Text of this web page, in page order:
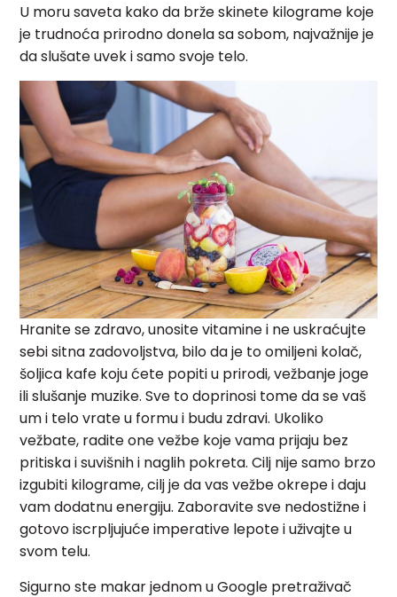
U moru saveta kako da brže skinete kilograme koje
je trudnoća prirodno donela sa sobom, najvažnije je
da slušate uvek i samo svoje telo.
Hranite se zdravo, unosite vitamine i ne uskraćujte
sebi sitna zadovoljstva, bilo da je to omiljeni kolač,
šoljica kafe koju ćete popiti u prirodi, vežbanje joge
ili slušanje muzike. Sve to doprinosi tome da se vaš
um i telo vrate u formu i budu zdravi. Ukoliko
vežbate, radite one vežbe koje vama prijaju bez
pritiska i suvišnih i naglih pokreta. Cilj nije samo brzo
izgubiti kilograme, cilj je da vas vežbe okrepe i daju
vam dodatnu energiju. Zaboravite sve nedostižne i
gotovo iscrpljujuće imperative lepote i uživajte u
svom telu.
Sigurno ste makar jednom u Google pretraživač